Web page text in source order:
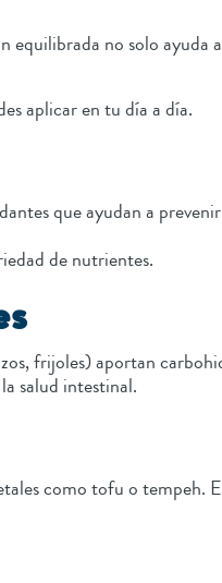
no solo ayuda
aplicar en tu día a día.
que ayudan a
de nutrientes.
frijoles) aportan
salud intestinal.
como tofu o tempeh.